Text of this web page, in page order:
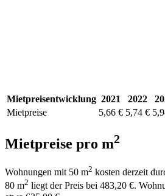
Mietpreisentwicklung 2021 2022
Mietpreise
5,66 € 5,74 €
Mietpreise pro m2
Wohnungen mit 50 m2 kosten derzeit
80 m2 liegt der Preis bei 483,20 €.